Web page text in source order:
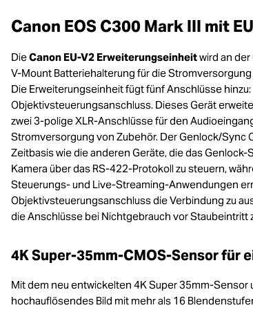
Canon EOS C300 Mark III mit
DieCanon EU-V2 Erweiterungseinheitwird an
V-Mount Batteriehalterung für die
Die Erweiterungseinheit fügt fünf Anschlüsse
Objektivsteuerungsanschluss. Dieses Gerät
zwei 3-polige XLR-Anschlüsse für den
Stromversorgung von Zubehör. Der Genlock/Sync
Zeitbasis wie die anderen Geräte, die das
Kamera über das RS-422-Protokoll zu steuern,
Steuerungs- und Live-Streaming-Anwendungen
Objektivsteuerungsanschluss die Verbindung zu
die Anschlüsse bei Nichtgebrauch vor Staubeintritt
4K Super-35mm-CMOS-Sensor für
Mit dem neu entwickelten 4K Super 35mm-Sensor
hochauflösendes Bild mit mehr als 16